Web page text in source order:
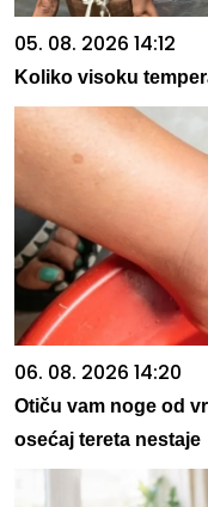
05. 08. 2026 14:12
Koliko visoku
06. 08. 2026 14:20
Otiču vam noge od
osećaj tereta nestaje